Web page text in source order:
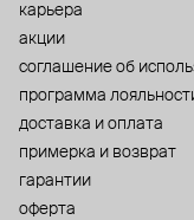
карьера
акции
cоглашение об
программа
доставка и оплата
примерка и возврат
гарантии
оферта